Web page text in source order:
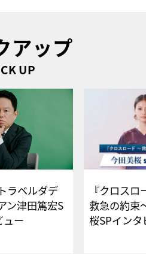
アップ
UP
ラベルダデ
ン津田篤宏S
ビュー
『クロス
救急の約束
桜SPイ